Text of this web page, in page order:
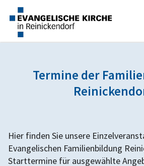
Termine der
Hier finden Sie unsere
Evangelischen Familienbildung
Starttermine für ausgewählte